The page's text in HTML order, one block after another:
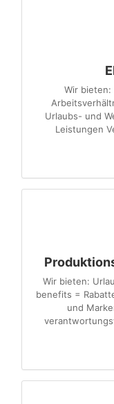
Wir
Urlaubs- und
Leistungen
Wir bieten:
benefits =
und